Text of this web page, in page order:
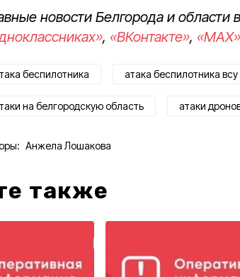
новости Белгорода и области
, «ВКонтакте», «MAX»
беспилотника атака беспилотника всу
на белгородскую область атаки
Анжела Лошакова
также